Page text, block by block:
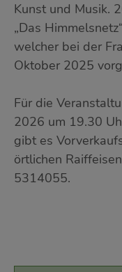
Kunst und Musik.
„Das
welcher bei der
Oktober 2025
Für die
2026 um 19.30
gibt es
örtlichen
5314055.